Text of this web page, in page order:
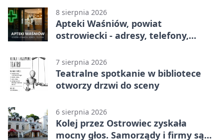
8 sierpnia 2026
Apteki Waśniów, powiat
ostrowiecki - adresy, telefony,
7 sierpnia 2026
Teatralne spotkanie w bibliotece
otworzy drzwi do sceny
6 sierpnia 2026
Kolej przez Ostrowiec zyskała
mocny głos. Samorządy i firmy są